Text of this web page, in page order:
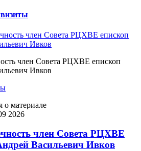
член Совета РЦХВЕ епископ
Ивков
материале
2026
член Совета РЦХВЕ
Васильевич Ивков